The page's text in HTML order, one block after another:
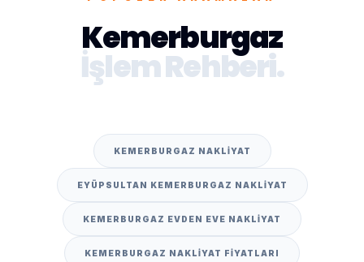
Kemerburgaz
İşlem Rehberi.
KEMERBURGAZ NAKLIYAT
EYÜPSULTAN KEMERBURGAZ NAKLIYAT
KEMERBURGAZ EVDEN EVE NAKLIYAT
KEMERBURGAZ NAKLIYAT FIYATLARI